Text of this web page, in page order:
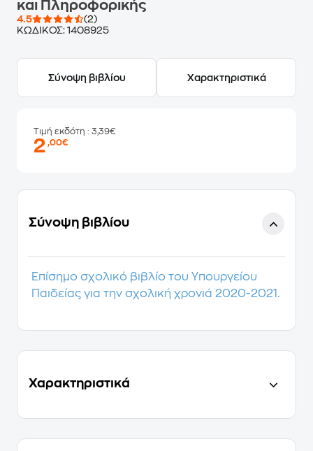
και Πληροφορικής
4.5
(2)
ΚΩΔΙΚΟΣ: 1408925
Σύνοψη βιβλίου Χαρακτηριστικά
Τιμή εκδότη : 3,39€
2,00€
Σύνοψη βιβλίου
Επίσημο σχολικό βιβλίο του Υπουργείου
Παιδείας για την σχολική χρονιά 2020-2021.
Χαρακτηριστικά